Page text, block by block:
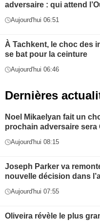
adversaire : qui attend
Aujourd'hui 06:51
À Tachkent, le choc des
se bat pour la ceinture
Aujourd'hui 06:46
Dernières
Noel Mikaelyan fait un
prochain adversaire sera
Aujourd'hui 08:15
Joseph Parker va
nouvelle décision dans
Aujourd'hui 07:55
Oliveira révèle le plus